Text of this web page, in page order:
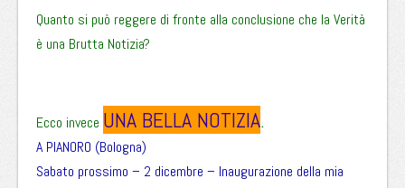
Quanto si può reggere di fronte alla conclusione che la Verità
è una Brutta Notizia?
Ecco invece UNA BELLA NOTIZIA.
A PIANORO (Bologna)
Sabato prossimo – 2 dicembre – Inaugurazione della mia